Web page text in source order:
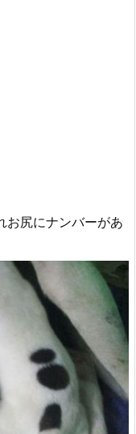
お尻にナンバーがあ